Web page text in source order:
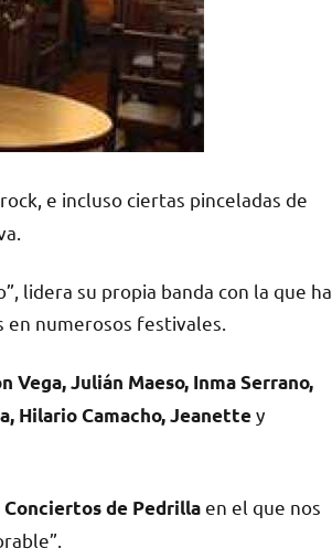
e incluso ciertas pinceladas de
lidera su propia banda con la que ha
numerosos festivales.
Vega, Julián Maeso, Inma Serrano,
Hilario Camacho, Jeanettey
Conciertos de Pedrillaen el que nos